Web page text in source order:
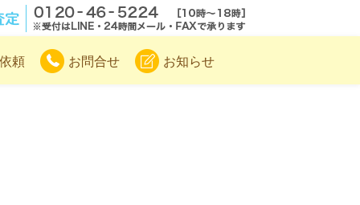
頼 お問合せ お知らせ